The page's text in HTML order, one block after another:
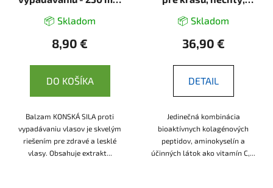
📦 Skladom
8,90 €
DO KOŠÍKA
Balzam KONSKÁ SILA proti
vypadávaniu vlasov je skvelým
riešením pre zdravé a lesklé
vlasy. Obsahuje extrakt...
- Herbatica
📦 Skladom
36,90 €
DETAIL
Jedinečná kombinácia
bioaktívnych kolagénových
peptidov, aminokyselín a
účinných látok ako vitamín C,...